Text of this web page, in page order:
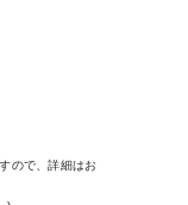
ので、詳細はお